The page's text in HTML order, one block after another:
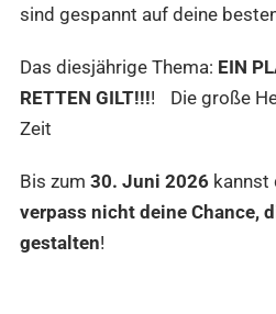
sind gespannt auf deine
Das diesjährige Thema: EIN
RETTEN GILT!!!! Die große
Zeit
Bis zum 30. Juni 2026kannst
verpass nicht deine Chance,
gestalten!